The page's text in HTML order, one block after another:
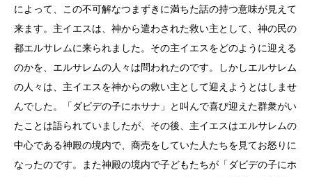
によって、この不可解なつまずきに満ちた話の持つ意味が見えて
来ます。主イエスは、神から遣わされた救い主として、神の民の
都エルサレムに来られました。その主イエスをどのように迎える
のかを、エルサレムの人々は問われたのです。しかしエルサレム
の人々は、主イエスを神からの救い主として迎えようとはしませ
んでした。「ダビデの子にホサナ」と叫んで喜び迎えた群衆がい
たことは語られていましたが、その後、主イエスはエルサレムの
中心である神殿の境内で、商売をしていた人たちを見てお怒りに
なったのです。また神殿の境内で子どもたちが「ダビデの子にホ